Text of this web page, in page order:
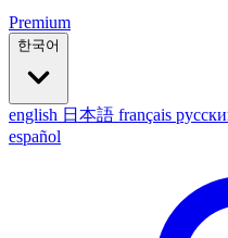
Premium
한국어
english 日本語 français
español